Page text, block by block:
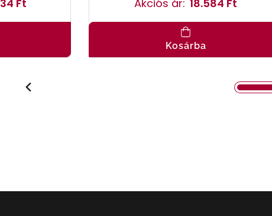
Ft Akciós ár: 18.584 Ft
Kosárba